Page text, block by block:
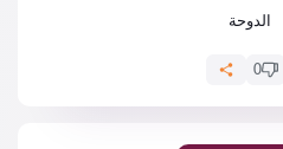
الدوحة
0